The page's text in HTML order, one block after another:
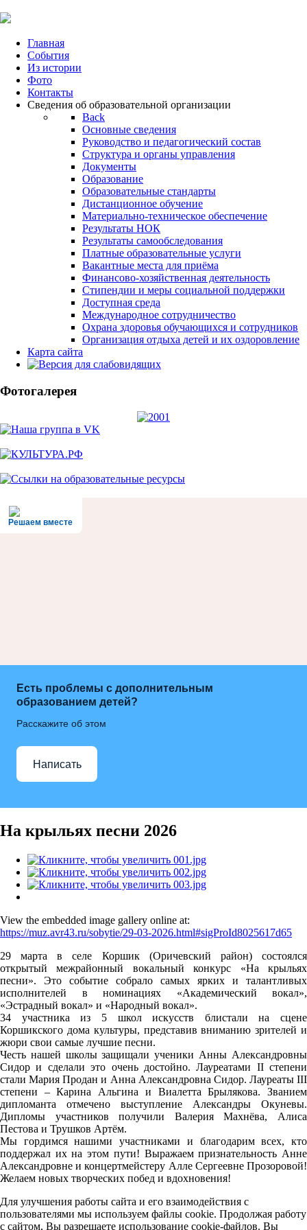
Главная
События
Из истории
Фото
Контакты
Сведения об образовательной организации
Back
Основные сведения
Руководство и педагогический состав
Структура и органы управления
Документы
Образование
Образовательные стандарты
Дистанционное обучение
Материально-техническое обеспечение
Результаты НОК
Результаты самообследования
Платные образовательные услуги
Вакантные места для приёма
Финансово-хозяйственная деятельность
Стипендии и меры социальной поддержки
Доступная среда
Международное сотрудничество
Охрана здоровья обучающихся и сотрудников
Организация отдыха детей и их оздоровление
Карта сайта
Фотогалерея
Решаем вместе
Есть проблемы с дополнительным
образованием детей?
Расскажите об этом
Написать
На крыльях песни 2026
View the embedded image gallery online at:
https://muz.avr43.ru/sobytie/29-03-2026.html#sigProId8025617d65
29 марта в селе Коршик (Оричевский район) состоялся
открытый межрайонный вокальный конкурс «На крыльях
песни». Это событие собрало самых ярких и талантливых
исполнителей в номинациях «Академический вокал»,
«Эстрадный вокал» и «Народный вокал».
34 участника из 5 школ искусств блистали на сцене
Коршикского дома культуры, представив вниманию зрителей и
жюри свои самые лучшие песни.
Честь нашей школы защищали ученики Анны Александровны
Сидор и сделали это очень достойно. Лауреатами II степени
стали Мария Продан и Анна Александровна Сидор. Лауреаты III
степени – Карина Альгина и Виалетта Брылякова. Званием
дипломанта отмечено выступление Александры Окуневы.
Дипломы участников получили Валерия Махнёва, Алиса
Пестова и Трушков Артём.
Мы гордимся нашими участниками и благодарим всех, кто
поддержал их на этом пути! Выражаем признательность Анне
Александровне и концертмейстеру Алле Сергеевне Прозоровой!
Желаем новых творческих побед и вдохновения!
Для улучшения работы сайта и его взаимодействия с
пользователями мы используем файлы cookie. Продолжая работу
с сайтом, Вы разрешаете использование cookie-файлов. Вы